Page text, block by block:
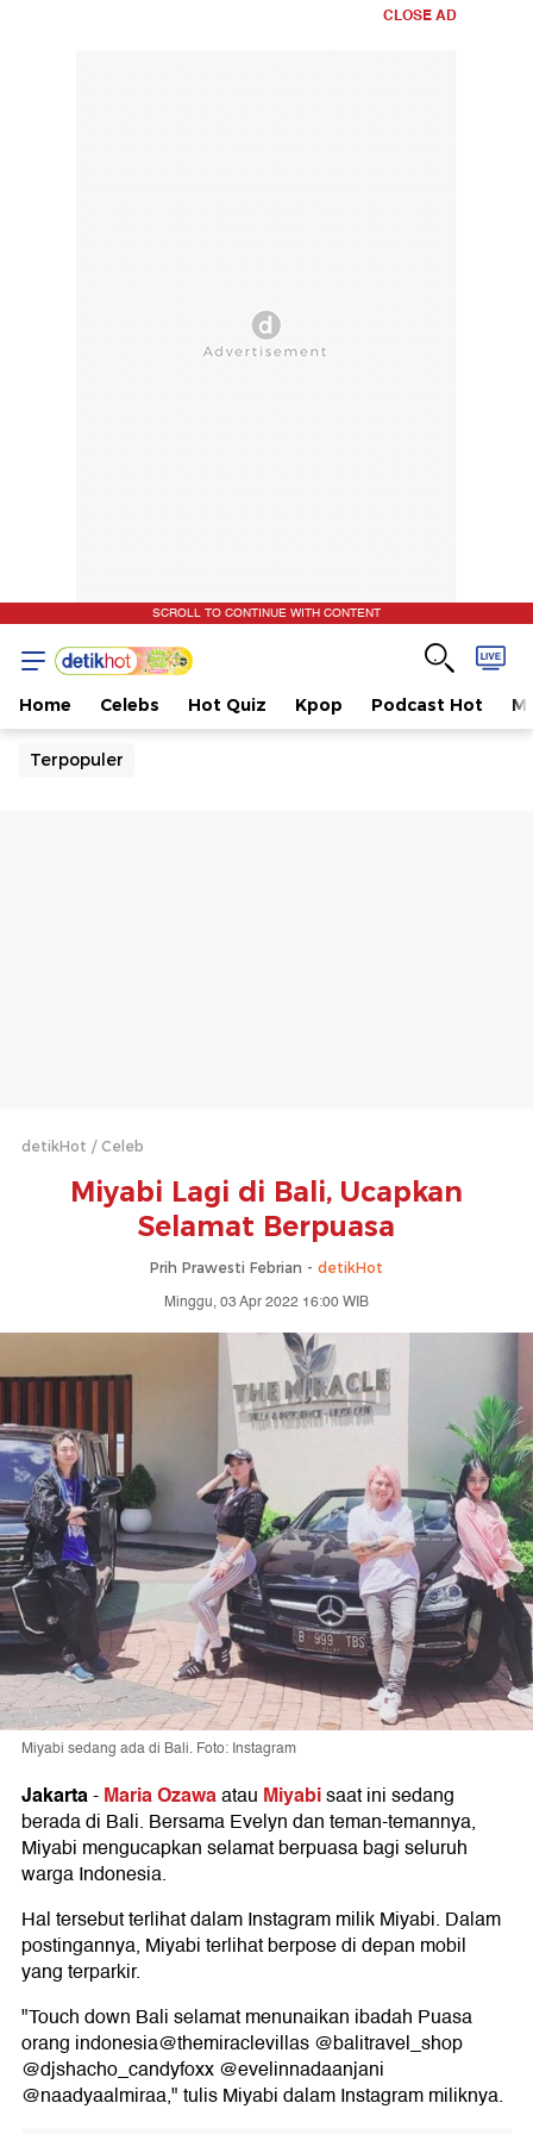
CLOSE AD
SCROLL TO CONTINUE WITH CONTENT
Home Celebs Hot Quiz Kpop Podcast Hot
Terpopuler
detikHot Celeb
Miyabi Lagi di Bali, Ucapkan
Selamat Berpuasa
Prih Prawesti Febrian - detikHot
Minggu, 03 Apr 2022 16:00 WIB
Miyabi sedang ada di Bali. Foto: Instagram
Jakarta-Maria Ozawaatau Miyabisaat ini sedang
berada di Bali. Bersama Evelyn dan teman-temannya,
Miyabi mengucapkan selamat berpuasa bagi seluruh
warga Indonesia.
Hal tersebut terlihat dalam Instagram milik Miyabi. Dalam
postingannya, Miyabi terlihat berpose di depan mobil
yang terparkir.
"Touch down Bali selamat menunaikan ibadah Puasa
orang indonesia@themiraclevillas @balitravel_shop
@djshacho_candyfoxx @evelinnadaanjani
@naadyaalmiraa," tulis Miyabi dalam Instagram miliknya.